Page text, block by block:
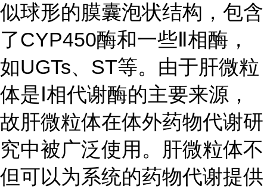
似球形的膜囊泡状结构，包含
了CYP450酶和一些Ⅱ相酶，
如UGTs、ST等。由于肝微粒
体是Ⅰ相代谢酶的主要来源，
故肝微粒体在体外药物代谢研
究中被广泛使用。肝微粒体不
但可以为系统的药物代谢提供